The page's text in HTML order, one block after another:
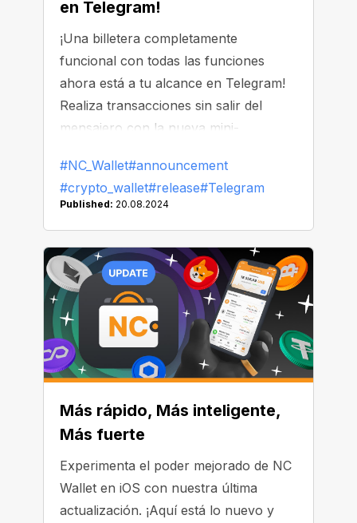
en Telegram!
¡Una billetera completamente
funcional con todas las funciones
ahora está a tu alcance en Telegram!
Realiza transacciones sin salir del
mensajero con la nueva mini-
ofrece:
#NC_Wallet#announcement
#crypto_wallet#release#Telegram
Published: 20.08.2024
Más rápido, Más inteligente,
Más fuerte
Experimenta el poder mejorado de NC
Wallet en iOS con nuestra última
actualización. ¡Aquí está lo nuevo y